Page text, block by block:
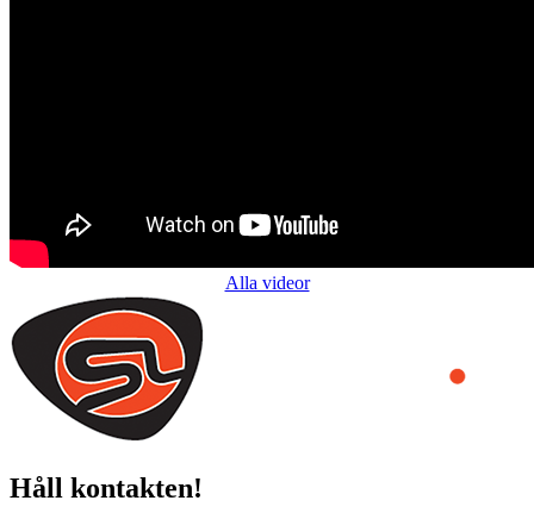
Alla videor
Håll kontakten!